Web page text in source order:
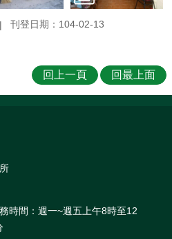
刊登日期：104-02-13
回上一頁 回最上面
時間：週一~週五上午8時至12